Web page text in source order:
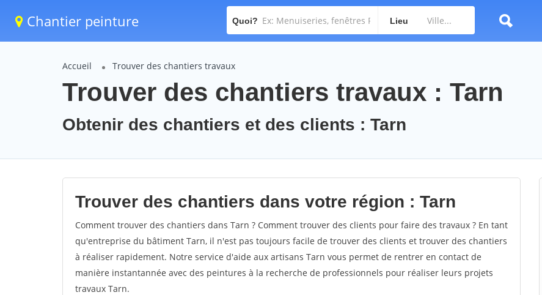
Chantier peinture Quoi? Lieu
Accueil Trouver des chantiers travaux
Trouver des chantiers travaux : Tarn
Obtenir des chantiers et des clients : Tarn
Trouver des chantiers dans votre région : Tarn
Comment trouver des chantiers dans Tarn ? Comment trouver des clients pour faire des travaux ? En tant
qu'entreprise du bâtiment Tarn, il n'est pas toujours facile de trouver des clients et trouver des chantiers
à réaliser rapidement. Notre service d'aide aux artisans Tarn vous permet de rentrer en contact de
manière instantannée avec des peintures à la recherche de professionnels pour réaliser leurs projets
travaux Tarn.